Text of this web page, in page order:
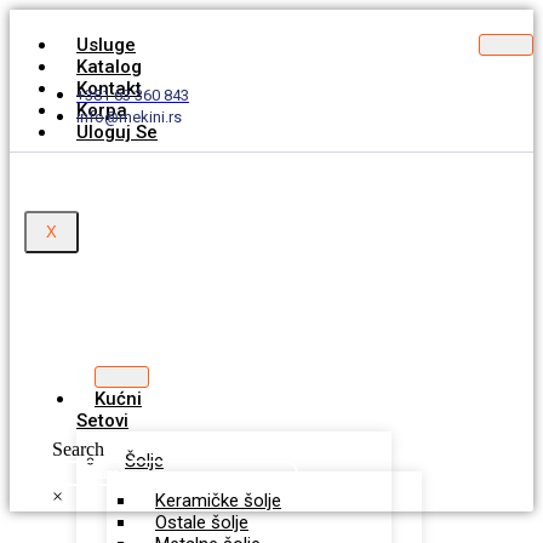
Usluge
Katalog
Kontakt
Korpa
Uloguj Se
X
+381 63 360 843
info@mekini.rs
Kućni
Setovi
Šolje
Keramičke šolje
Ostale šolje
Search
×